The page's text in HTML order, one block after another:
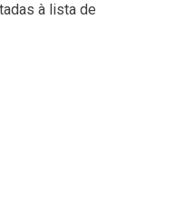
à lista de